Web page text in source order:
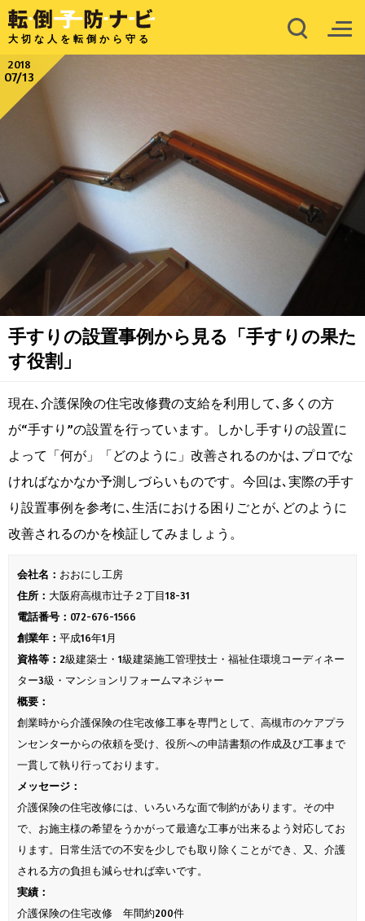
大切な人を転倒から守る
2018
07/13
手すりの設置事例から見る「手すりの果た
す役割」
現在､介護保険の住宅改修費の支給を利用して､多くの方
が“手すり”の設置を行っています。しかし手すりの設置に
よって「何が」「どのように」改善されるのかは､プロでな
ければなかなか予測しづらいものです。今回は､実際の手す
り設置事例を参考に､生活における困りごとが､どのように
改善されるのかを検証してみましょう。
会社名： おおにし工房
住所： 大阪府高槻市辻子２丁目18-31
電話番号： 072-676-1566
創業年： 平成16年1月
資格等： 2級建築士・1級建築施工管理技士・福祉住環境コーディネー
ター3級・マンションリフォームマネジャー
概要：
創業時から介護保険の住宅改修工事を専門として、高槻市のケアプラ
ンセンターからの依頼を受け、役所への申請書類の作成及び工事まで
一貫して執り行っております。
メッセージ：
介護保険の住宅改修には、いろいろな面で制約があります。その中
で、お施主様の希望をうかがって最適な工事が出来るよう対応してお
ります。日常生活での不安を少しでも取り除くことができ、又、介護
される方の負担も減らせれば幸いです。
実績：
介護保険の住宅改修 年間約200件